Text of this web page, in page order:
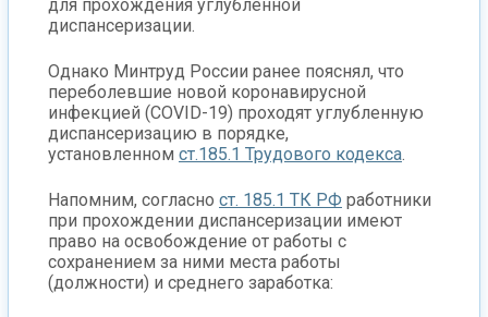
для прохождения углубленной
диспансеризации.
Однако Минтруд России ранее пояснял, что
переболевшие новой коронавирусной
инфекцией (COVID-19) проходят углубленную
диспансеризацию в порядке,
установленном ст.185.1 Трудового кодекса.
Напомним, согласно ст. 185.1 ТК РФ работники
при прохождении диспансеризации имеют
право на освобождение от работы с
сохранением за ними места работы
(должности) и среднего заработка: